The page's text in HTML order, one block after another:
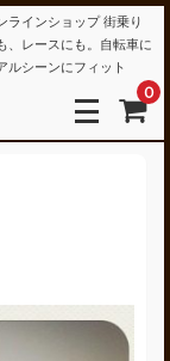
ラインショップ 街乗り
、レースにも。自転車に
ルシーンにフィット
0